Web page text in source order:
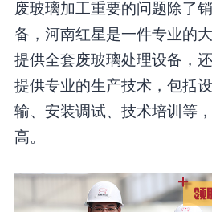
废玻璃加工重要的问题除了
备，河南红星是一件专业的
提供全套废玻璃处理设备，
提供专业的生产技术，包括
输、安装调试、技术培训等
高。